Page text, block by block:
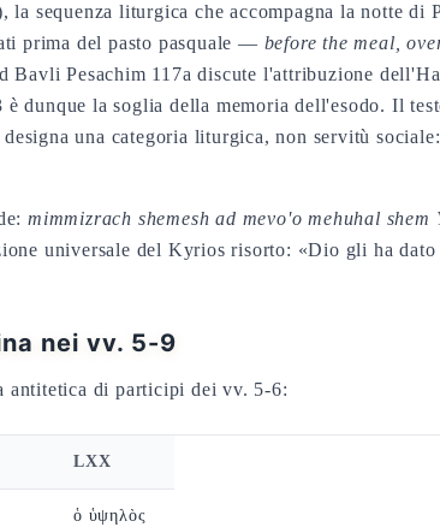
sequenza liturgica che accompagna la notte di
prima del pasto pasquale — before the meal,
Pesachim 117a discute l'attribuzione
dunque la soglia della memoria dell'esodo. Il
una categoria liturgica, non servitù
mimmizrach shemesh ad mevo'o mehuhal shem
universale del Kyrios risorto: «Dio gli ha
nei vv. 5-9
antitetica di participi dei vv. 5-6:
LXX
ὁ ὑψηλὸς